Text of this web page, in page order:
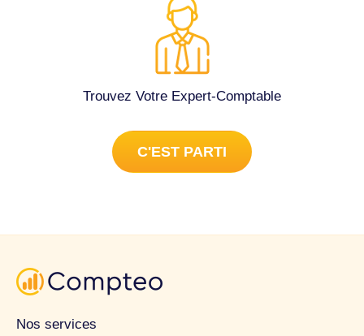
Trouvez Votre Expert-Comptable
C'EST PARTI
Nos services